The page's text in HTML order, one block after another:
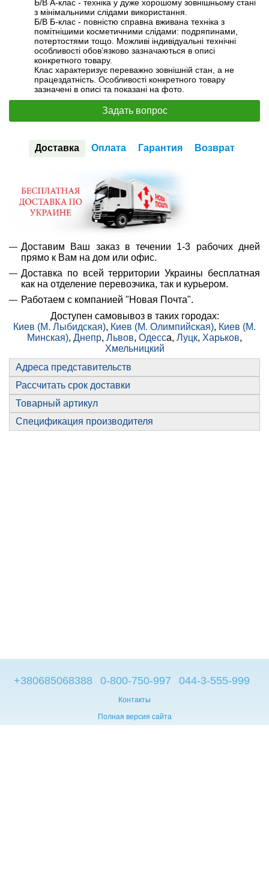
Б/В А-клас - техніка у дуже хорошому зовнішньому стані
з мінімальними слідами використання.
Б/В Б-клас - повністю справна вживана техніка з
помітнішими косметичними слідами: подряпинами,
потертостями тощо. Можливі індивідуальні технічні
особливості обов’язково зазначаються в описі
конкретного товару.
Клас характеризує переважно зовнішній стан, а не
працездатність. Особливості конкретного товару
зазначені в описі та показані на фото.
Задать вопрос
Доставка Оплата Гарантия Возврат
Доставим Ваш заказ в течении 1-3 рабочих дней
прямо к Вам на дом или офис.
Доставка по всей территории Украины бесплатная
как на отделение перевозчика, так и курьером.
Работаем с компанией "Новая Почта".
Доступен самовывоз в таких городах:
Киев (М. Лыбидская), Киев (М. Олимпийская), Киев (М.
Минская), Днепр, Львов, Одесса, Луцк, Харьков,
Хмельницкий
Адреса представительств
Рассчитать срок доставки
Товарный артикул
Спецификация производителя
+380685068388 0-800-750-997 044-3-555-999
Контакты
Полная версия сайта